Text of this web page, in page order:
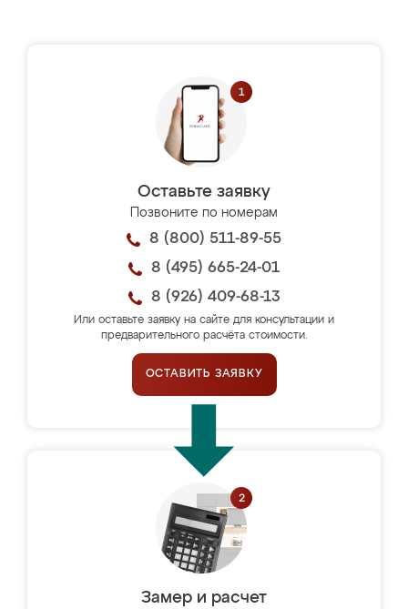
Оставьте заявку
Позвоните по номерам
8 (800) 511-89-55
8 (495) 665-24-01
8 (926) 409-68-13
Или оставьте заявку на сайте для консультации и
предварительного расчёта стоимости.
ОСТАВИТЬ ЗАЯВКУ
Замер и расчет